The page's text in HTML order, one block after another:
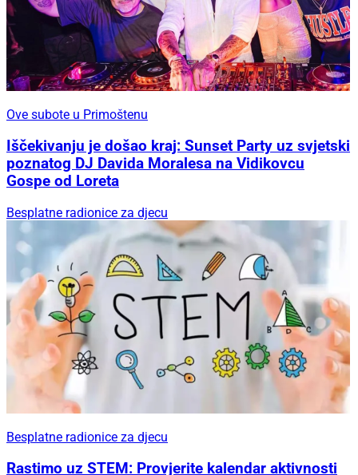
Ove subote u Primoštenu
Iščekivanju je došao kraj: Sunset Party uz svjetski
poznatog DJ Davida Moralesa na Vidikovcu
Gospe od Loreta
Besplatne radionice za djecu
Besplatne radionice za djecu
Rastimo uz STEM: Provjerite kalendar aktivnosti